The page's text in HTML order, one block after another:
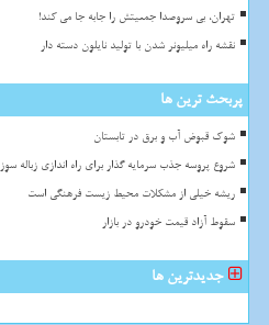
تهران، بی سروصدا جمعیتش را جابه جا می کند!
نقشه راه میلیونر شدن با تولید نایلون دسته دار
پربحث ترین ها
شوک قبوض آب و برق در تابستان
شروع پروسه جذب سرمایه گذار برای راه اندازی زباله سوز ۳۰۰ تنی اصفهان
ریشه خیلی از مشکلات محیط زیست فرهنگی است
سقوط آزاد قیمت خودرو در بازار
جدیدترین ها